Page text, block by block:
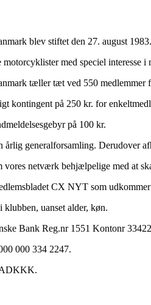
blev stiftet den 27. august 1983.
motorcyklister med speciel
tæller tæt ved 550 medlemmer
kontingent på 250 kr. for
på 100 kr.
årlig generalforsamling. Derudover
netværk behjælpelige med at
CX NYT som
uanset alder, køn.
Bank Reg.nr 1551 Kontonr
000 334 2247.